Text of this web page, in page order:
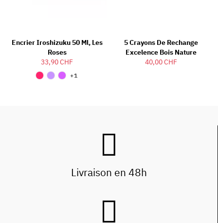
Encrier Iroshizuku 50 Ml, Les
Roses
33,90 CHF
+1
5 Crayons De Rechange
Excelence Bois Nature
40,00 CHF
Livraison en 48h